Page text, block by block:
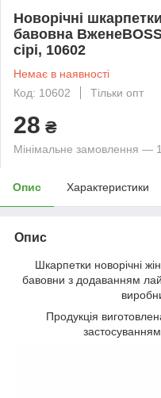
Новорічні
бавовна
сірі, 10602
Немає в наявності
Код: 10602
Тільки опт
28 ₴
Мінімальне замовлення —
Опис Характеристики
Опис
Шкарпетки новорічні
бавовни з додаванням
Продукція
застосуванням